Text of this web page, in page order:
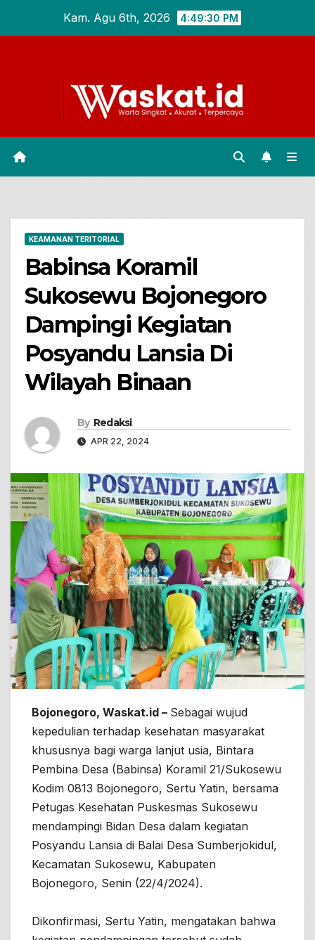
Kam. Agu 6th, 2026 4:49:31 PM
KEAMANAN TERITORIAL
Babinsa Koramil
Sukosewu Bojonegoro
Dampingi Kegiatan
Posyandu Lansia Di
Wilayah Binaan
By Redaksi
APR 22, 2024
Bojonegoro, Waskat.id – Sebagai wujud
kepedulian terhadap kesehatan masyarakat
khususnya bagi warga lanjut usia, Bintara
Pembina Desa (Babinsa) Koramil 21/Sukosewu
Kodim 0813 Bojonegoro, Sertu Yatin, bersama
Petugas Kesehatan Puskesmas Sukosewu
mendampingi Bidan Desa dalam kegiatan
Posyandu Lansia di Balai Desa Sumberjokidul,
Kecamatan Sukosewu, Kabupaten
Bojonegoro, Senin (22/4/2024).
Dikonfirmasi, Sertu Yatin, mengatakan bahwa